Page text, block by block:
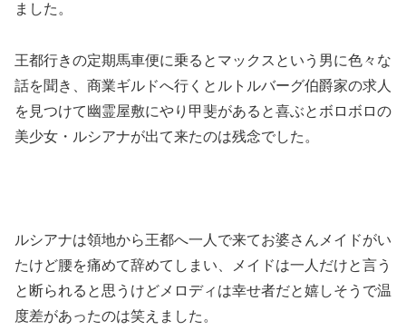
ました。
王都行きの定期馬車便に乗るとマックスという男に色々な
話を聞き、商業ギルドへ行くとルトルバーグ伯爵家の求人
を見つけて幽霊屋敷にやり甲斐があると喜ぶとボロボロの
美少女・ルシアナが出て来たのは残念でした。
ルシアナは領地から王都へ一人で来てお婆さんメイドがい
たけど腰を痛めて辞めてしまい、メイドは一人だけと言う
と断られると思うけどメロディは幸せ者だと嬉しそうで温
度差があったのは笑えました。